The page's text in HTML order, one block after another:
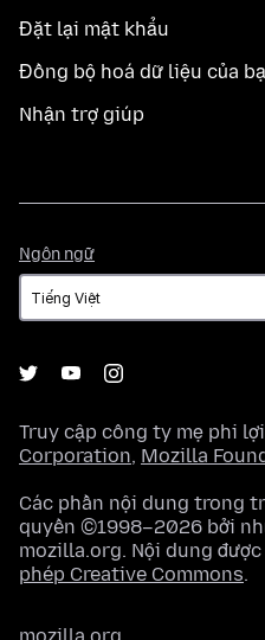
Đặt lại mật khẩu
Đồng bộ hoá dữ liệu của
Nhận trợ giúp
Ngôn ngữ
ngữ
Truy cập công ty mẹ phi
Corporation, Mozilla
Các phần nội dung trong
quyền ©1998–2026 bởi
mozilla.org. Nội dung
phép Creative Commons.